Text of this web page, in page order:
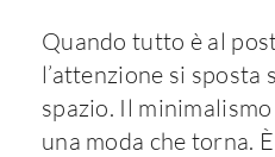
Quando tutto è al
l’attenzione si sposta
spazio. Il
una moda che torna.